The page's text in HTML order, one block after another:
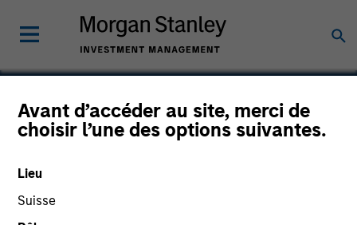
Avant d’accéder au site, merci de
choisir l’une des options suivantes.
Lieu
Suisse
HighQ